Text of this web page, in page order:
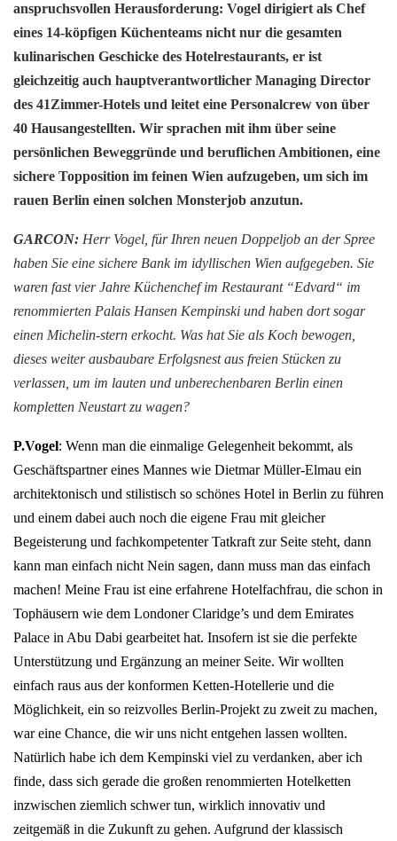
anspruchsvollen Herausforderung: Vogel dirigiert als Chef
eines 14-köpfigen Küchenteams nicht nur die gesamten
kulinarischen Geschicke des Hotelrestaurants, er ist
gleichzeitig auch hauptverantwortlicher Managing Director
des 41Zimmer-Hotels und leitet eine Personalcrew von über
40 Hausangestellten. Wir sprachen mit ihm über seine
persönlichen Beweggründe und beruflichen Ambitionen, eine
sichere Topposition im feinen Wien aufzugeben, um sich im
rauen Berlin einen solchen Monsterjob anzutun.
GARCON: Herr Vogel, für Ihren neuen Doppeljob an der Spree
haben Sie eine sichere Bank im idyllischen Wien aufgegeben. Sie
waren fast vier Jahre Küchenchef im Restaurant “Edvard“ im
renommierten Palais Hansen Kempinski und haben dort sogar
einen Michelin-stern erkocht. Was hat Sie als Koch bewogen,
dieses weiter ausbaubare Erfolgsnest aus freien Stücken zu
verlassen, um im lauten und unberechenbaren Berlin einen
kompletten Neustart zu wagen?
P.Vogel: Wenn man die einmalige Gelegenheit bekommt, als
Geschäftspartner eines Mannes wie Dietmar Müller-Elmau ein
architektonisch und stilistisch so schönes Hotel in Berlin zu führen
und einem dabei auch noch die eigene Frau mit gleicher
Begeisterung und fachkompetenter Tatkraft zur Seite steht, dann
kann man einfach nicht Nein sagen, dann muss man das einfach
machen! Meine Frau ist eine erfahrene Hotelfachfrau, die schon in
Tophäusern wie dem Londoner Claridge’s und dem Emirates
Palace in Abu Dabi gearbeitet hat. Insofern ist sie die perfekte
Unterstützung und Ergänzung an meiner Seite. Wir wollten
einfach raus aus der konformen Ketten-Hotellerie und die
Möglichkeit, ein so reizvolles Berlin-Projekt zu zweit zu machen,
war eine Chance, die wir uns nicht entgehen lassen wollten.
Natürlich habe ich dem Kempinski viel zu verdanken, aber ich
finde, dass sich gerade die großen renommierten Hotelketten
inzwischen ziemlich schwer tun, wirklich innovativ und
zeitgemäß in die Zukunft zu gehen. Aufgrund der klassisch